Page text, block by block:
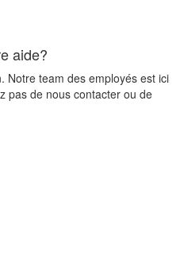
aide?
Notre team des employés est ici
pas de nous contacter ou de